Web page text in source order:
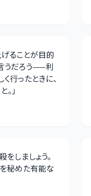
ることが目的
うだろう——利
行ったときに、
。」
しましょう。
秘めた有能な